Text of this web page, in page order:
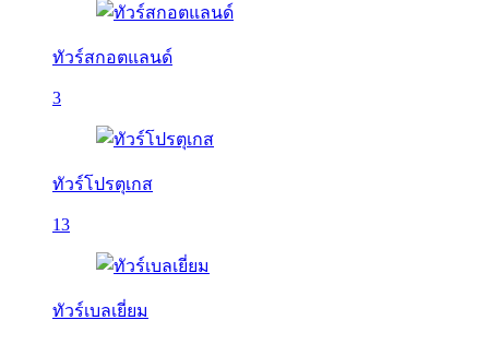
ทัวร์สกอตแลนด์
3
ทัวร์โปรตุเกส
13
ทัวร์เบลเยี่ยม